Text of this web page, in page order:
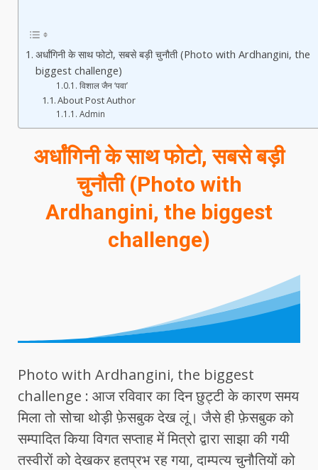
अर्धांगिनी के साथ फोटो, सबसे बड़ी चुनौती (Photo with Ardhangini, the
biggest challenge)
विशाल जैन ‘पवा’
About Post Author
Admin
अर्धांगिनी के साथ फोटो, सबसे बड़ी
चुनौती (Photo with
Ardhangini, the biggest
challenge)
Photo with Ardhangini, the biggest
challenge : आज रविवार का दिन छुट्टी के कारण समय
मिला तो सोचा थोड़ी फ़ेसबुक देख लूं। जैसे ही फ़ेसबुक को
सम्पादित किया विगत सप्ताह में मित्रो द्वारा साझा की गयी
तस्वीरों को देखकर हतप्रभ रह गया, दाम्पत्य चुनौतियों को